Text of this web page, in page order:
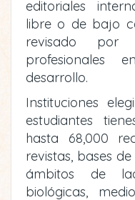
editoriales
libre o de bajo
revisado por
desarrollo.
Instituciones
estudiantes
hasta 68,000
revistas, bases
ámbitos de
biológicas,